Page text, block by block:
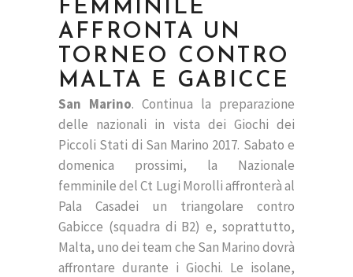
FEMMINILE
AFFRONTA UN
TORNEO CONTRO
MALTA E GABICCE
San Marino. Continua la preparazione
delle nazionali in vista dei Giochi dei
Piccoli Stati di San Marino 2017. Sabato e
domenica prossimi, la Nazionale
femminile del Ct Lugi Morolli affronterà al
Pala Casadei un triangolare contro
Gabicce (squadra di B2) e, soprattutto,
Malta, uno dei team che San Marino dovrà
affrontare durante i Giochi. Le isolane,